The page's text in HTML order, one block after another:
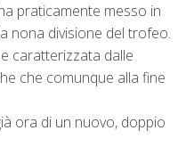
praticamente messo in
nona divisione del trofeo.
caratterizzata dalle
che comunque alla fine
ora di un nuovo, doppio